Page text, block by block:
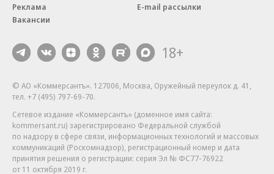
Реклама
Вакансии
E-mail рассылки
18+
© АО «Коммерсантъ». 127006, Москва, Оружейный переулок д. 41,
тел. +7 (495) 797-69-70.
Сетевое издание «Коммерсантъ» (доменное имя сайта:
kommersant.ru) зарегистрировано Федеральной службой
по надзору в сфере связи, информационных технологий и массовых
коммуникаций (Роскомнадзор), регистрационный номер и дата
принятия решения о регистрации: серия Эл № ФС77-76922
от 11 октября 2019 г.